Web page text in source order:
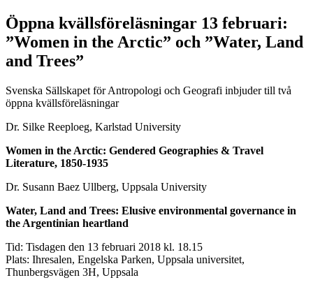
Öppna kvällsföreläsningar 13 februari:
”Women in the Arctic” och ”Water, Land
and Trees”
Svenska Sällskapet för Antropologi och Geografi inbjuder till två
öppna kvällsföreläsningar
Dr. Silke Reeploeg, Karlstad University
Women in the Arctic: Gendered Geographies & Travel
Literature, 1850-1935
Dr. Susann Baez Ullberg, Uppsala University
Water, Land and Trees: Elusive environmental governance in
the Argentinian heartland
Tid: Tisdagen den 13 februari 2018 kl. 18.15
Plats: Ihresalen, Engelska Parken, Uppsala universitet,
Thunbergsvägen 3H, Uppsala